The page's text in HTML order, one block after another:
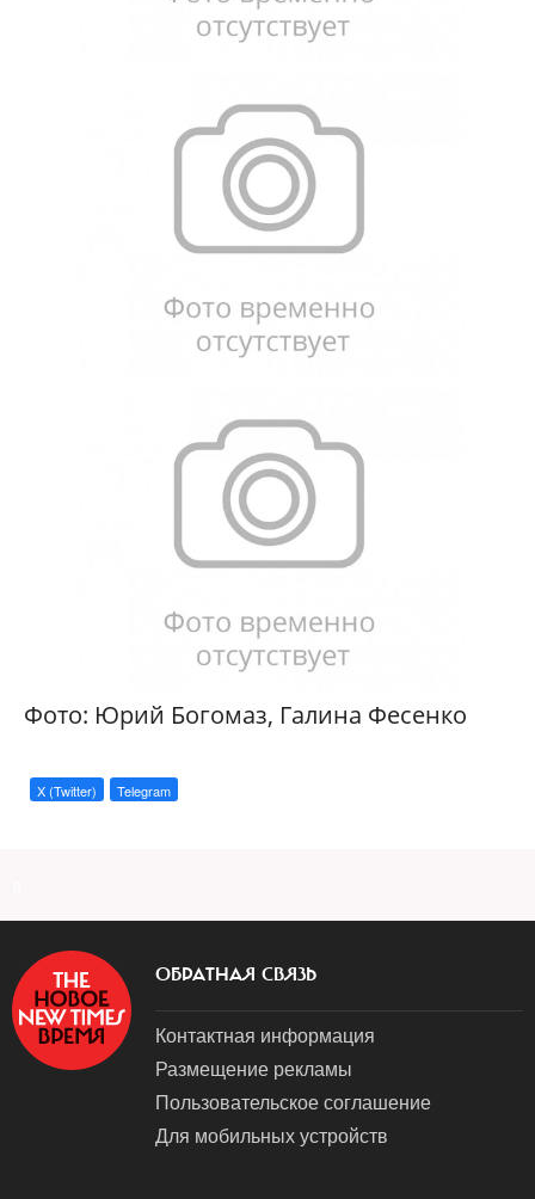
Фото: Юрий Богомаз, Галина Фесенко
X (Twitter) Telegram
ОБРАТНАЯ СВЯЗЬ
Контактная информация
Размещение рекламы
Пользовательское соглашение
Для мобильных устройств